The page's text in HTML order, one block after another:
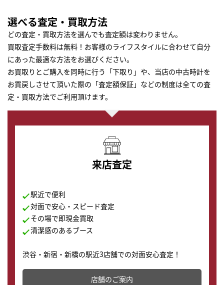
選べる査定・買取方法
どの査定・買取方法を選んでも査定額は変わりません。
買取査定手数料は無料！お客様のライフスタイルに合わせて自分
にあった最適な方法をお選びください。
お買取りとご購入を同時に行う「下取り」や、当店の中古時計を
お買戻しさせて頂いた際の「査定額保証」などの制度は全ての査
定・買取方法でご利用頂けます。
来店査定
駅近で便利
対面で安心・スピード査定
その場で即現金買取
清潔感のあるブース
渋谷・新宿・新橋の駅近3店舗での対面安心査定！
その場で現金買取致します。渋谷本店では、時計販売の
店舗を併設しており、下取りに出してお得に新しい時計
店舗のご案内